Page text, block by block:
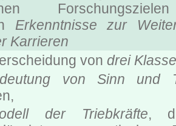
Erkenntnisse zur
Karrieren
vondrei
von Sinn und
der Triebkräfte,